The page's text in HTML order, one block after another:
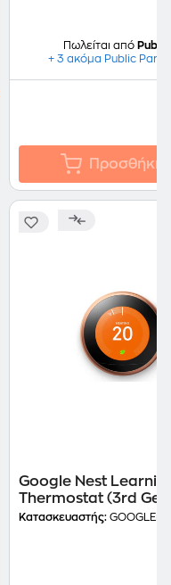
Πωλείται από Public
+ 3 ακόμα Public
Προσθήκη
Google Nest
Thermostat (3rd
Copper
Κατασκευαστής: GOOGLEι